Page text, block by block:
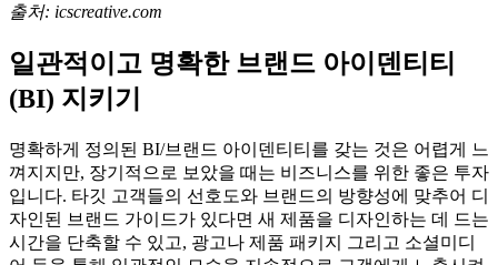
출처: icscreative.com
일관적이고 명확한 브랜드 아이덴티티
(BI) 지키기
명확하게 정의된 BI/브랜드 아이덴티티를 갖는 것은 어렵게 느
껴지지만, 장기적으로 보았을 때는 비즈니스를 위한 좋은 투자
입니다. 타깃 고객들의 선호도와 브랜드의 방향성에 맞추어 디
자인된 브랜드 가이드가 있다면 새 제품을 디자인하는 데 드는
시간을 단축할 수 있고, 광고나 제품 패키지 그리고 소셜미디